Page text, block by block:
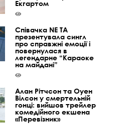
Екгартом
Співачка NE TA
презентувала сингл
про справжні емоції і
повернулася в
легендарне “Караоке
на майдані”
Алан Рітчсон та Оуен
Вілсон у смертельній
гонці: вийшов трейлер
комедійного екшена
«Перевізник»